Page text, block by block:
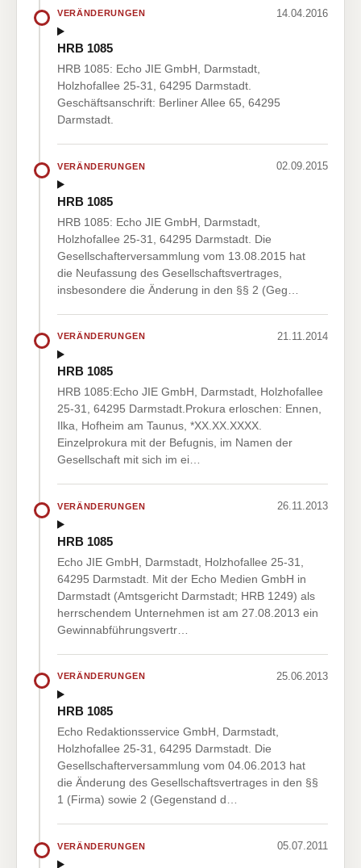
VERÄNDERUNGEN 14.04.2016
HRB 1085
HRB 1085: Echo JIE GmbH, Darmstadt,
Holzhofallee 25-31, 64295 Darmstadt.
Geschäftsanschrift: Berliner Allee 65, 64295
Darmstadt.
VERÄNDERUNGEN 02.09.2015
HRB 1085
HRB 1085: Echo JIE GmbH, Darmstadt,
Holzhofallee 25-31, 64295 Darmstadt. Die
Gesellschafterversammlung vom 13.08.2015 hat
die Neufassung des Gesellschaftsvertrages,
insbesondere die Änderung in den §§ 2 (Geg…
VERÄNDERUNGEN 21.11.2014
HRB 1085
HRB 1085:Echo JIE GmbH, Darmstadt, Holzhofallee
25-31, 64295 Darmstadt.Prokura erloschen: Ennen,
Ilka, Hofheim am Taunus, *XX.XX.XXXX.
Einzelprokura mit der Befugnis, im Namen der
Gesellschaft mit sich im ei…
VERÄNDERUNGEN 26.11.2013
HRB 1085
Echo JIE GmbH, Darmstadt, Holzhofallee 25-31,
64295 Darmstadt. Mit der Echo Medien GmbH in
Darmstadt (Amtsgericht Darmstadt; HRB 1249) als
herrschendem Unternehmen ist am 27.08.2013 ein
Gewinnabführungsvertr…
VERÄNDERUNGEN 25.06.2013
HRB 1085
Echo Redaktionsservice GmbH, Darmstadt,
Holzhofallee 25-31, 64295 Darmstadt. Die
Gesellschafterversammlung vom 04.06.2013 hat
die Änderung des Gesellschaftsvertrages in den §§
1 (Firma) sowie 2 (Gegenstand d…
VERÄNDERUNGEN 05.07.2011